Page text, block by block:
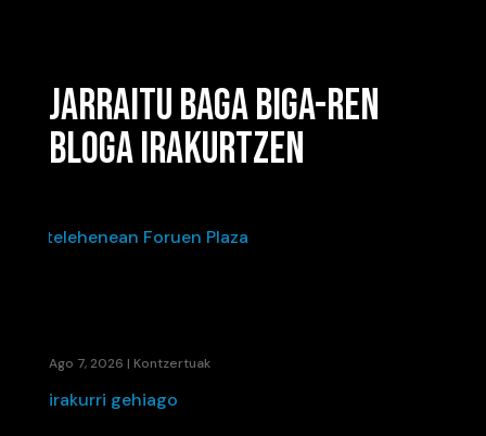
JARRAITU BAGA BIGA-REN
BLOGA IRAKURTZEN
Ago 7, 2026 | Kontzertuak
irakurri gehiago